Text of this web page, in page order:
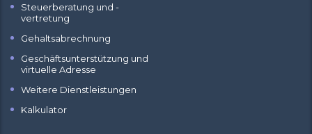
Steuerberatung und -
vertretung
Gehaltsabrechnung
Geschäftsunterstützung und
virtuelle Adresse
Weitere Dienstleistungen
Kalkulator